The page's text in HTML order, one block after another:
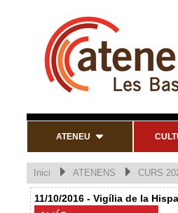
ATENEU
Inici ATENENS CURS
11/10/2016 - Vigília de la